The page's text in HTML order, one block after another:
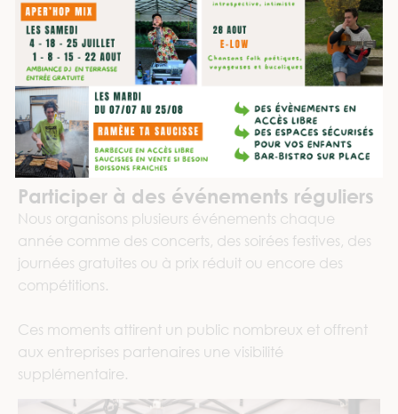
Participer à des événements réguliers
Nous organisons plusieurs événements chaque
année comme des concerts, des soirées festives, des
journées gratuites ou à prix réduit ou encore des
compétitions.
Ces moments attirent un public nombreux et offrent
aux entreprises partenaires une visibilité
supplémentaire.